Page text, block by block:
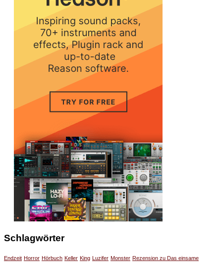
Schlagwörter
Endzeit Horror Hörbuch Keller King Luzifer Monster Rezension zu Das einsame